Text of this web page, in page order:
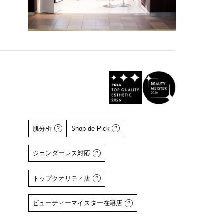
肌分析 Shop de Pick
ジェンダーレス対応
トップクオリティ店
ビューティーマイスター在籍店